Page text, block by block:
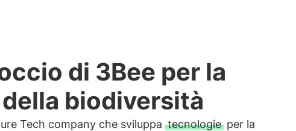
di 3Bee per la
biodiversità
Tech company che sviluppa tecnologieper la